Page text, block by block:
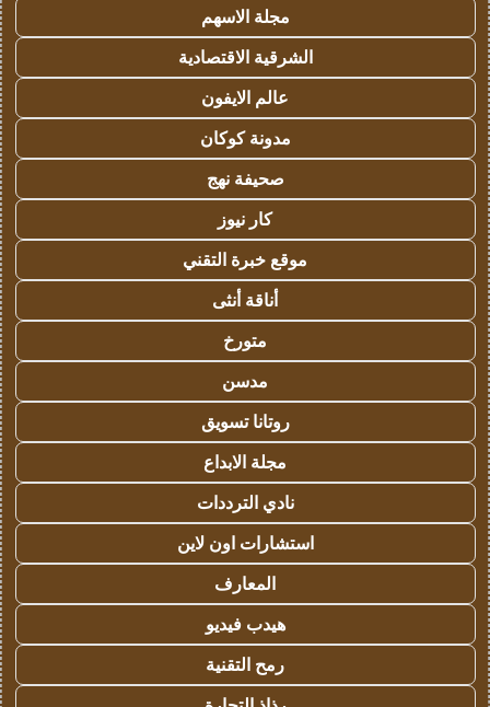
مجلة الاسهم
الشرقية الاقتصادية
عالم الايفون
مدونة كوكان
صحيفة نهج
كار نيوز
موقع خبرة التقني
أناقة أنثى
متورخ
مدسن
روتانا تسويق
مجلة الابداع
نادي الترددات
استشارات اون لاين
المعارف
هيدب فيديو
رمح التقنية